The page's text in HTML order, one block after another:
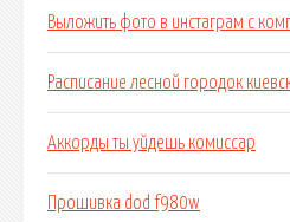
Выложить фото в инстаграм с
Расписание лесной городок
Аккорды ты уйдешь комиссар
Прошивка dod f980w